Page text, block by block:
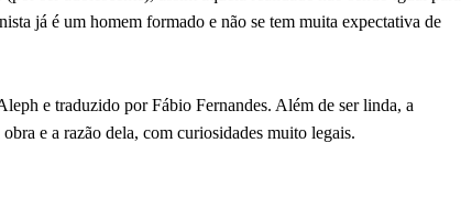
já é um homem formado e não se tem muita expectativa de
e traduzido por Fábio Fernandes. Além de ser linda, a
e a razão dela, com curiosidades muito legais.